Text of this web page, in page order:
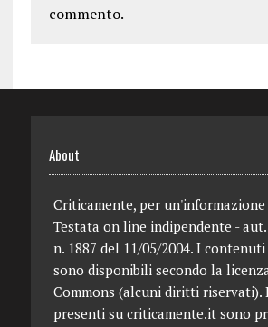
commento.
About
Criticamente, per
Testata on line indipendente -
n. 1887 del 11/05/2004. I
sono disponibili secondo la
Commons (alcuni diritti riservati).
presenti su criticamente.it sono